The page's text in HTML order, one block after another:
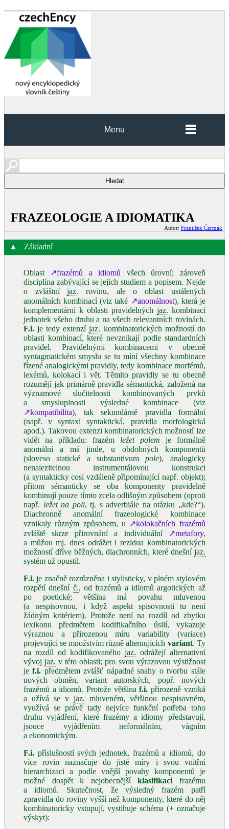
Menu
FRAZEOLOGIE A IDIOMATIKA
Autor: František Čermák
▲ Základní
Oblast ↗frazémů a idiomů všech úrovní; zároveň
disciplína zabývající se jejich studiem a popisem. Nejde
o zvláštníjaz. rovinu, ale o oblast ustálených
anomálních kombinací (viz také ↗anomálnost), která je
komplementární k oblasti pravidelných jaz. kombinací
jednotek všeho druhu a na všech relevantních rovinách.
F.i. je tedy extenzíjaz. kombinatorických možností do
oblasti kombinací, které nevznikají podle standardních
pravidel. Pravidelnými kombinacemi v obecně
syntagmatickém smyslu se tu míní všechny kombinace
řízené analogickými pravidly, tedy kombinace morfémů,
lexémů, kolokací i vět. Těmito pravidly se tu obecně
rozumějí jak primárně pravidla sémantická, založená na
významové slučitelnosti kombinovaných prvků
a smysluplnosti výsledné kombinace (viz
↗kompatibilita), tak sekundárně pravidla formální
(např. v syntaxi syntaktická, pravidla morfologická
apod.). Takovou extenzi kombinatorických možností lze
vidět na příkladu: frazém ležet polem je formálně
anomální a má jinde, u obdobných komponentů
(sloveso statické a substantivumpole), analogicky
nenalezitelnou instrumentálovou konstrukci
(a syntakticky cosi vzdáleně připomínající např. objekt);
přitom sémanticky se oba komponenty pravidelně
kombinují pouze tímto zcela odlišným způsobem (oproti
např. ležet na poli, tj. s adverbiále na otázku „kde?“).
Diachronně anomální frazeologické kombinace
vznikaly různým způsobem, u ↗kolokačních frazémů
zvláště skrze přirovnání a individuální
↗metafory,
a můžou mj. dnes odrážet i rezidua kombinatorických
možností dříve běžných, diachronních, které dnešní jaz.
systém už opustil.
F.i. je značně rozrůzněna i stylisticky, v plném stylovém
rozpětí dnešní č., od frazémů a idiomů argotických až
po poetické; většina má povahu mluvenou
(a nespisovnou, i když aspekt spisovnosti tu není
žádným kritériem). Protože není na rozdíl od zbytku
lexikonu předmětem kodifikačního úsilí, vykazuje
výraznou a přirozenou míru variability (variace)
projevující se množstvím různě alternujících variant. Ty
na rozdíl od kodifikovaného jaz. odrážejí alternativní
vývojjaz. v této oblasti; pro svou výrazovou výstižnost
jef.i. předmětem zvlášť nápadné snahy o tvorbu stále
nových obměn, variant autorských, popř. nových
frazémů a idiomů. Protože většinaf.i. přirozeně vzniká
a užívá se v jaz. mluveném, většinou nespisovném,
využívá se právě tady nejvíce funkční potřeba toho
druhu vyjádření, které frazémy a idiomy představují,
jsouce vyjádřením neformálním, vágním
a ekonomickým.
F.i. příslušností svých jednotek, frazémů a idiomů, do
více rovin naznačuje do jisté míry i svou vnitřní
hierarchizaci a podle vnější povahy komponentů je
možné dospět k nejobecnějšíklasifikaci frazému
a idiomů. Skutečnost, že výsledný frazém patří
zpravidla do roviny vyšší než komponenty, které do něj
kombinatoricky vstupují, vystihuje schéma (+ označuje
výskyt):